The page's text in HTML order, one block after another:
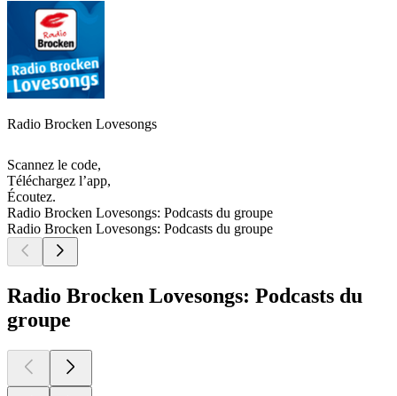
Radio Brocken Lovesongs
Scannez le code,
Téléchargez l’app,
Écoutez.
Radio Brocken Lovesongs: Podcasts du groupe
Radio Brocken Lovesongs: Podcasts du groupe
Radio Brocken Lovesongs: Podcasts du
groupe